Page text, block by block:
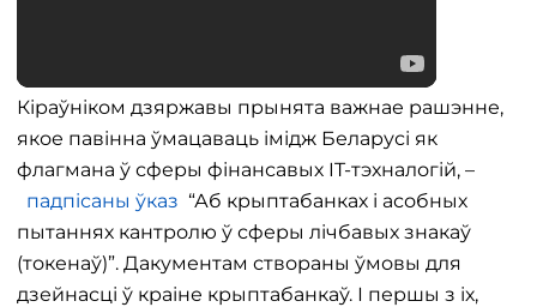
Кіраўніком дзяржавы прынята важнае рашэнне,
якое павінна ўмацаваць імідж Беларусі як
флагмана ў сферы фінансавых IT-тэхналогій, –
падпісаны ўказ “Аб крыптабанках і асобных
пытаннях кантролю ў сферы лічбавых знакаў
(токенаў)”. Дакументам створаны ўмовы для
дзейнасці ў краіне крыптабанкаў. І першы з іх,